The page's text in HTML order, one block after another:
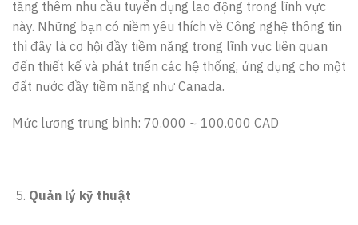
tăng thêm nhu cầu tuyển dụng lao động trong lĩnh vực
này. Những bạn có niềm yêu thích về Công nghệ thông tin
thì đây là cơ hội đầy tiềm năng trong lĩnh vực liên quan
đến thiết kế và phát triển các hệ thống, ứng dụng cho một
đất nước đầy tiềm năng như Canada.
Mức lương trung bình: 70.000 ~ 100.000 CAD
Quản lý kỹ thuật